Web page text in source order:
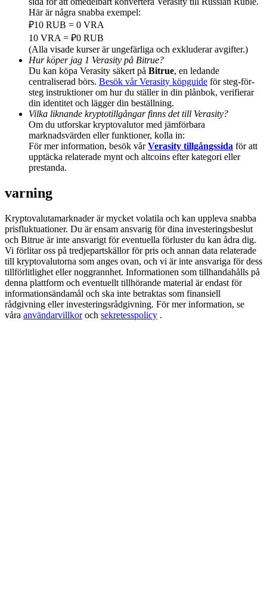
BTC Welcome Rewards
Deposit & Trade BTC to Share 25000 USDT prize pool!
Deposit CASHCAT & Win
Share 500000 CASHCAT prize pool
Exclusive for BitMart Users
Register & Trade to Win 500,000 USDT
Precious Metals Trading Carnival
Trade Gold & Silver · 33,333 USDT Bonus
Här är några snabba exempel:
₽10 RUB = 0 VRA
10 VRA = ₽0 RUB
(Alla visade kurser är ungefärliga och exkluderar avgifter.)
Hur köper jag 1 Verasity på Bitrue?
Du kan köpa Verasity säkert på Bitrue, en ledande
centraliserad börs. Besök vår Verasity köpguide för steg-för-
steg instruktioner om hur du ställer in din plånbok, verifierar
din identitet och lägger din beställning.
Vilka liknande kryptotillgångar finns det till Verasity?
Om du utforskar kryptovalutor med jämförbara
marknadsvärden eller funktioner, kolla in:
För mer information, besök vårVerasity tillgångssida för att
upptäcka relaterade mynt och altcoins efter kategori eller
prestanda.
varning
Kryptovalutamarknader är mycket volatila och kan uppleva snabba
prisfluktuationer. Du är ensam ansvarig för dina investeringsbeslut
och Bitrue är inte ansvarigt för eventuella förluster du kan ådra dig.
Vi förlitar oss på tredjepartskällor för pris och annan data relaterade
till kryptovalutorna som anges ovan, och vi är inte ansvariga för dess
tillförlitlighet eller noggrannhet. Informationen som tillhandahålls på
denna plattform och eventuellt tillhörande material är endast för
informationsändamål och ska inte betraktas som finansiell
rådgivning eller investeringsrådgivning. För mer information, se
våra användarvillkoroch sekretesspolicy .